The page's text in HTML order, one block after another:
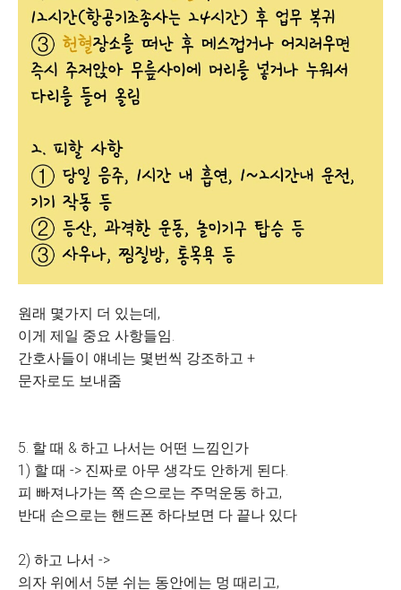
원래 몇가지 더 있는데,
이게 제일 중요 사항들임.
간호사들이 얘네는 몇번씩 강조하고 +
문자로도 보내줌
5. 할 때 & 하고 나서는 어떤 느낌인가
1) 할 때 -> 진짜로 아무 생각도 안하게 된다.
피 빠져나가는 쪽 손으로는 주먹운동 하고,
반대 손으로는 핸드폰 하다보면 다 끝나 있다
2) 하고 나서 ->
의자 위에서 5분 쉬는 동안에는 멍 때리고,